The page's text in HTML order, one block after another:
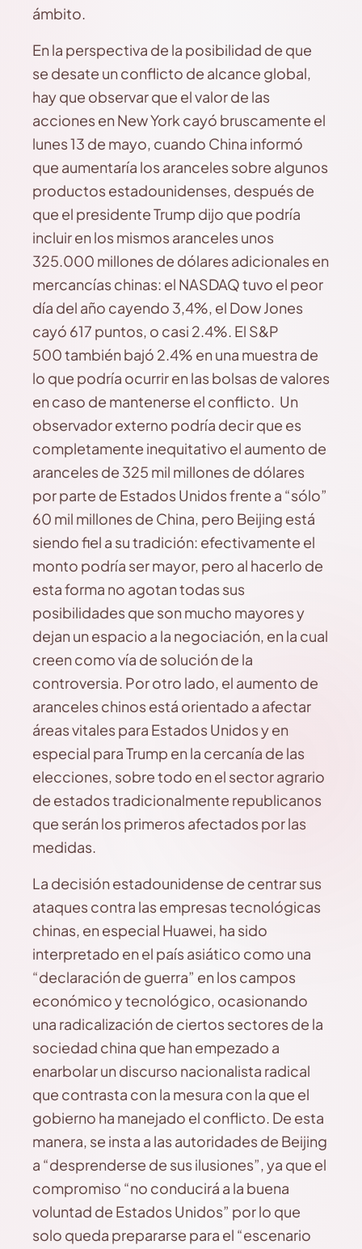
ámbito.
En la perspectiva de la posibilidad de que
se desate un conflicto de alcance global,
hay que observar que el valor de las
acciones en New York cayó bruscamente el
lunes 13 de mayo, cuando China informó
que aumentaría los aranceles sobre algunos
productos estadounidenses, después de
que el presidente Trump dijo que podría
incluir en los mismos aranceles unos
325.000 millones de dólares adicionales en
mercancías chinas: el NASDAQ tuvo el peor
día del año cayendo 3,4%, el Dow Jones
cayó 617 puntos, o casi 2.4%. El S&P
500 también bajó 2.4% en una muestra de
lo que podría ocurrir en las bolsas de valores
en caso de mantenerse el conflicto. Un
observador externo podría decir que es
completamente inequitativo el aumento de
aranceles de 325 mil millones de dólares
por parte de Estados Unidos frente a “sólo”
60 mil millones de China, pero Beijing está
siendo fiel a su tradición: efectivamente el
monto podría ser mayor, pero al hacerlo de
esta forma no agotan todas sus
posibilidades que son mucho mayores y
dejan un espacio a la negociación, en la cual
creen como vía de solución de la
controversia. Por otro lado, el aumento de
aranceles chinos está orientado a afectar
áreas vitales para Estados Unidos y en
especial para Trump en la cercanía de las
elecciones, sobre todo en el sector agrario
de estados tradicionalmente republicanos
que serán los primeros afectados por las
medidas.
La decisión estadounidense de centrar sus
ataques contra las empresas tecnológicas
chinas, en especial Huawei, ha sido
interpretado en el país asiático como una
“declaración de guerra” en los campos
económico y tecnológico, ocasionando
una radicalización de ciertos sectores de la
sociedad china que han empezado a
enarbolar un discurso nacionalista radical
que contrasta con la mesura con la que el
gobierno ha manejado el conflicto. De esta
manera, se insta a las autoridades de Beijing
a “desprenderse de sus ilusiones”, ya que el
compromiso “no conducirá a la buena
voluntad de Estados Unidos” por lo que
solo queda prepararse para el “escenario